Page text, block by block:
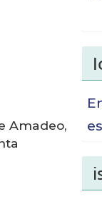
Amadeo,